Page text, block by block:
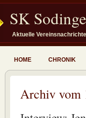
SK
Aktuelle
HOME CHRONIK
Archiv vom